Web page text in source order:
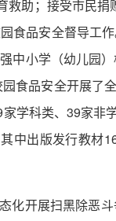
救助；接受市民
食品安全督导工
中小学（幼儿园
食品安全开展了
家学科类、39家
中出版发行教材
化开展扫黑除恶